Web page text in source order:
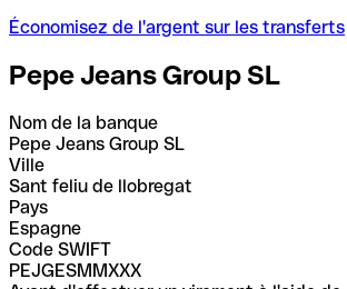
Économisez de l'argent sur les transferts
Pepe Jeans Group SL
Nom de la banque
Pepe Jeans Group SL
Ville
Sant feliu de llobregat
Pays
Espagne
Code SWIFT
PEJGESMMXXX